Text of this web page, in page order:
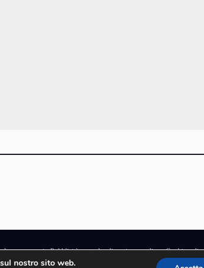
· lavora con noi · Pubblicità · note legali e privacy policy · Cookie
Editrice redazione in via Aquileia 64a, Bagnaria Arsa (UD) -
nostro sito web.